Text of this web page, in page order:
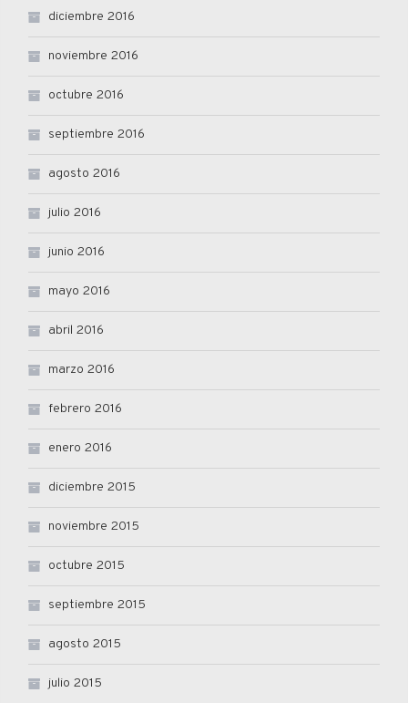
diciembre 2016
noviembre 2016
octubre 2016
septiembre 2016
agosto 2016
julio 2016
junio 2016
mayo 2016
abril 2016
marzo 2016
febrero 2016
enero 2016
diciembre 2015
noviembre 2015
octubre 2015
septiembre 2015
agosto 2015
julio 2015